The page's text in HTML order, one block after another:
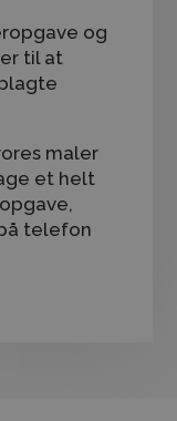
og
til at
maler
et helt
telefon